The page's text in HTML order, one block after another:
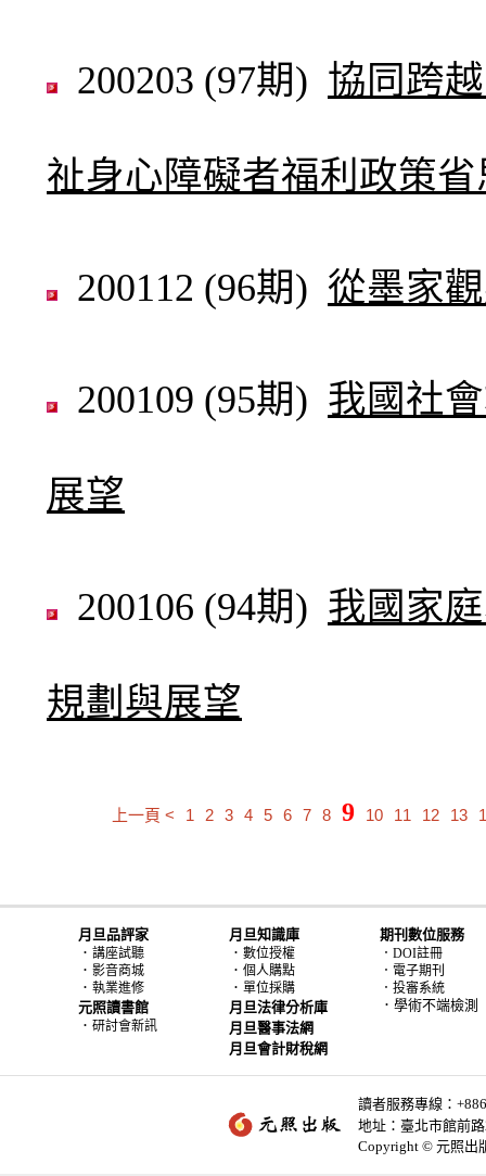
200203 (97期) 協同跨
祉身心障礙者福利政策
200112 (96期) 從墨家
200109 (95期) 我國社
展望
200106 (94期) 我國家
規劃與展望
上一頁 < 1 2 3 4 5 6 7 8 9 10 11 12 13
月旦品評家
． 講座試聽
． 影音商城
． 執業進修
元照讀書館
． 研討會新訊
月旦知識庫
． 數位授權
． 個人購點
． 單位採購
月旦法律分析庫
月旦醫事法網
月旦會計財稅網
期刊數位服務
．DOI註冊
．電子期刊
．投審系統
．學術不端檢測
讀者服務專線：
地址：臺北市館前
Copyright © 元照出